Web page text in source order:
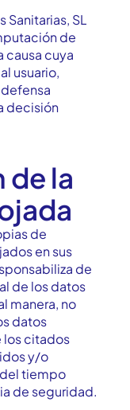
Sanitarias, SL
de
causa cuya
usuario,
decisión
la
de
en sus
de
de los datos
manera, no
datos
los citados
y/o
tiempo
de seguridad.